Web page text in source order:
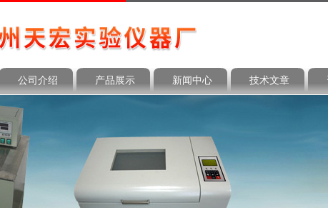
公司介绍 产品展示 新闻中心 技术文章